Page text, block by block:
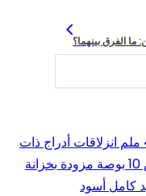
ما الفرق بينهما؟
ادفع للفتح بإغلاق ناعم 45 ملم انزلاقات أدراج ذات
أدراج ناعمة الإغلاق مقاس 10 بوصة مزودة بخزانة
كامل أسود